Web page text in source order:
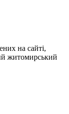
на сайті,
житомирський